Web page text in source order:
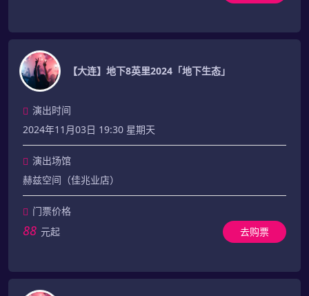
【大连】地下8英里2024「地下生态」
演出时间
2024年11月03日 19:30 星期天
演出场馆
赫兹空间（佳兆业店）
门票价格
88 元起 去购票